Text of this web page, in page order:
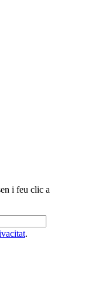
i feu clic a
.